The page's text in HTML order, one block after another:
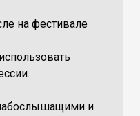
на фестивале
и